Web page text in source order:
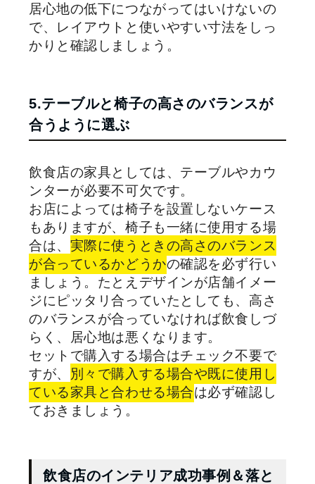
居心地の低下につながってはいけないの
で、レイアウトと使いやすい寸法をしっ
かりと確認しましょう。
5.テーブルと椅子の高さのバランスが
合うように選ぶ
飲食店の家具としては、テーブルやカウ
ンターが必要不可欠です。
お店によっては椅子を設置しないケース
もありますが、椅子も一緒に使用する場
合は、 実際に使うときの高さのバランス
が合っているかどうかの確認を必ず行い
ましょう。たとえデザインが店舗イメー
ジにピッタリ合っていたとしても、高さ
のバランスが合っていなければ飲食しづ
らく、居心地は悪くなります。
セットで購入する場合はチェック不要で
すが、
別々で購入する場合や既に使用し
ている家具と合わせる場合は必ず確認し
ておきましょう。
飲食店のインテリア成功事例＆落と